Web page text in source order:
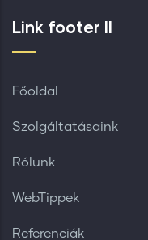
Link footer II
Főoldal
Szolgáltatásaink
Rólunk
WebTippek
Referenciák